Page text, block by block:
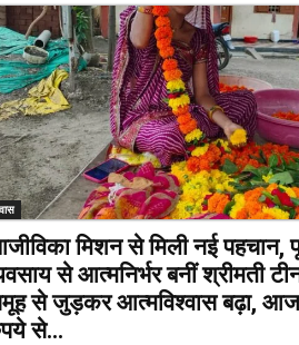
मिशन से मिली नई पहचान,
से आत्मनिर्भर बनीं श्रीमती
से जुड़कर आत्मविश्वास बढ़ा,
से...